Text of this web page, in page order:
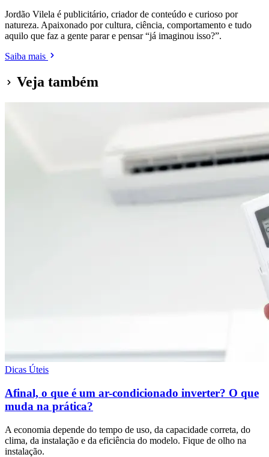
Jordão Vilela é publicitário, criador de conteúdo e curioso por
natureza. Apaixonado por cultura, ciência, comportamento e tudo
aquilo que faz a gente parar e pensar “já imaginou isso?”.
Saiba mais
Veja também
Dicas Úteis
Afinal, o que é um ar-condicionado inverter? O que
muda na prática?
A economia depende do tempo de uso, da capacidade correta, do
clima, da instalação e da eficiência do modelo. Fique de olho na
instalação.